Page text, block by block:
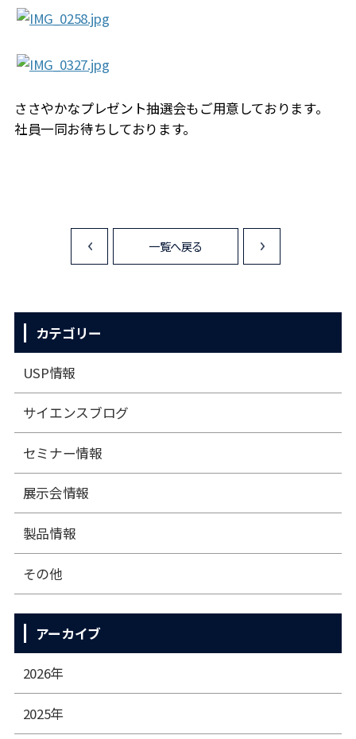
ささやかなプレゼント抽選会もご用意しております。
社員一同お待ちしております。
<
一覧へ戻る
カテゴリー
USP情報
サイエンスブログ
セミナー情報
展⽰会情報
製品情報
その他
アーカイブ
2026年
2025年